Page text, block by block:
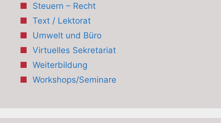
Steuern – Recht
Text / Lektorat
Umwelt und Büro
Virtuelles Sekretariat
Weiterbildung
Workshops/Seminare